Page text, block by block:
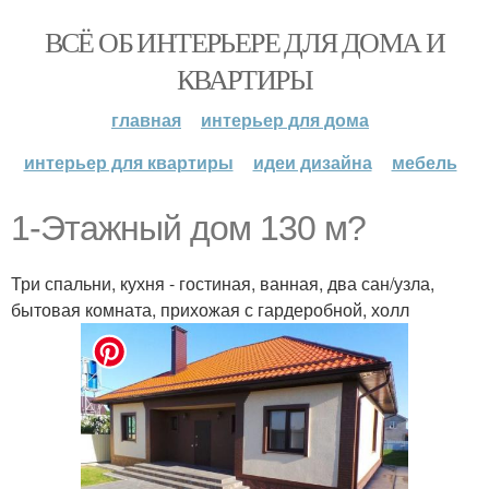
ВСЁ ОБ ИНТЕРЬЕРЕ ДЛЯ ДОМА И
КВАРТИРЫ
главная
интерьер для дома
интерьер для квартиры
идеи дизайна мебель
1-Этажный дом 130 м?
Три спальни, кухня - гостиная, ванная, два сан/узла,
бытовая комната, прихожая с гардеробной, холл